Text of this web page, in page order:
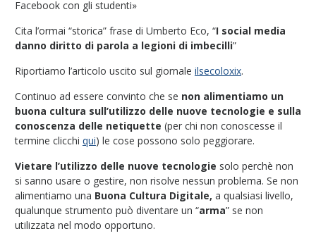
Facebook con gli studenti»
Cita l’ormai “storica” frase di Umberto Eco, “I social media
danno diritto di parola a legioni di imbecilli”
Riportiamo l’articolo uscito sul giornale ilsecoloxix.
Continuo ad essere convinto che se non alimentiamo un
buona cultura sull’utilizzo delle nuove tecnologie e sulla
conoscenza delle netiquette (per chi non conoscesse il
termine clicchi qui) le cose possono solo peggiorare.
Vietare l’utilizzo delle nuove tecnologie solo perchè non
si sanno usare o gestire, non risolve nessun problema. Se non
alimentiamo una Buona Cultura Digitale, a qualsiasi livello,
qualunque strumento può diventare un “arma” se non
utilizzata nel modo opportuno.